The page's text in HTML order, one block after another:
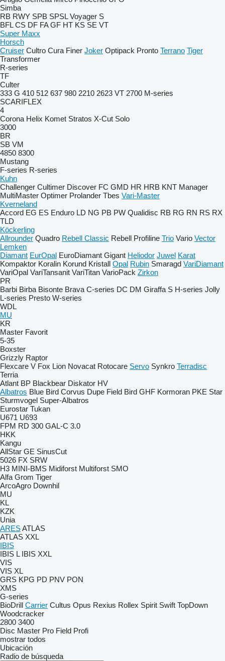
Simba
RB RWY SPB SPSL Voyager S
BFL CS DF FA GF HT KS SE VT
Super Maxx
Horsch
Cruiser Cultro Cura Finer Joker Optipack Pronto Terrano Tiger
Transformer
R-series
TF
Culter
333 G 410 512 637 980 2210 2623 VT 2700 M-series
SCARIFLEX
4
Corona Helix Komet Stratos X-Cut Solo
3000
BR
SB VM
4850 8300
Mustang
F-series R-series
Kuhn
Challenger Cultimer Discover FC GMD HR HRB KNT Manager
MultiMaster Optimer Prolander Tbes Vari-Master
Kverneland
Accord EG ES Enduro LD NG PB PW Qualidisc RB RG RN RS RX
TLD
Köckerling
Allrounder Quadro Rebell Classic Rebell Profiline Trio Vario Vector
Lemken
Diamant EurOpal EuroDiamant Gigant Heliodor Juwel Karat
Kompaktor Koralin Korund Kristall Opal Rubin Smaragd VariDiamant
VariOpal VariTansanit VariTitan VarioPack Zirkon
PR
Barbi Birba Bisonte Brava C-series DC DM Giraffa S H-series Jolly
L-series Presto W-series
WDL
MU
KR
Master Favorit
5-35
Boxster
Grizzly Raptor
Flexcare V Fox Lion Novacat Rotocare Servo Synkro Terradisc
Terria
Atlant BP Blackbear Diskator HV
Albatros Blue Bird Corvus Dupe Field Bird GHF Kormoran PKE Star
Sturmvogel Super-Albatros
Eurostar Tukan
U671 U693
FPM RD 300 GAL-C 3.0
HKK
Kangu
AllStar GE SinusCut
5026 FX SRW
H3 MINI-BMS Midiforst Multiforst SMO
Alfa Grom Tiger
ArcoAgro Downhil
MU
KL
KZK
Unia
ARESATLAS
ATLAS XXL
IBIS
IBIS L IBIS XXL
VIS
VIS XL
GRS KPG PD PNV PON
XMS
G-series
BioDrill Carrier Cultus Opus Rexius Rollex Spirit Swift TopDown
Woodcracker
2800 3400
Disc Master Pro Field Profi
mostrar todos
Ubicación
Radio de búsqueda